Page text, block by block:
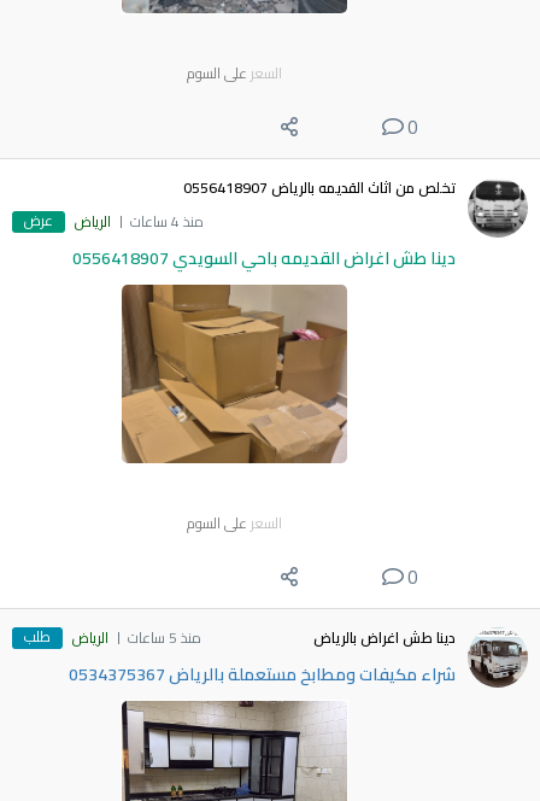
السعر على السوم
0
تخلص من اثاث القديمه بالرياض 0556418907
منذ 4 ساعات
الرياض عرض
دينا طش اغراض القديمه باحي السويدي 0556418907
السعر على السوم
0
دينا طش اغراض بالرياض منذ 5 ساعات الرياض طلب
شراء مكيفات ومطابخ مستعملة بالرياض 0534375367